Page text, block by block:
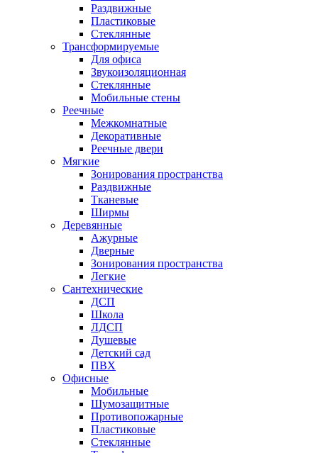
Раздвижные
Пластиковые
Стеклянные
Трансформируемые
Для офиса
Звукоизоляционная
Стеклянные
Мобильные стены
Реечные
Межкомнатные
Декоративные
Реечные двери
Мягкие
Зонирования пространства
Раздвижные
Тканевые
Ширмы
Деревянные
Ажурные
Дверные
Зонирования пространства
Легкие
Сантехнические
ДСП
Школа
ЛДСП
Душевые
Детский сад
ПВХ
Офисные
Мобильные
Шумозащитные
Противопожарные
Пластиковые
Стеклянные